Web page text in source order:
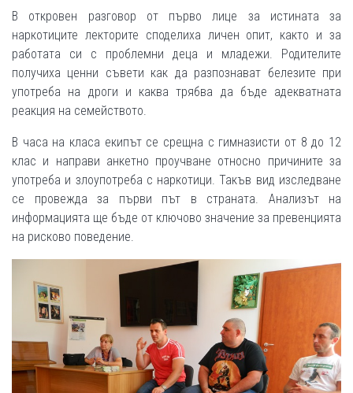
В откровен разговор от първо лице за истината за
наркотиците лекторите споделиха личен опит, както и за
работата си с проблемни деца и младежи. Родителите
получиха ценни съвети как да разпознават белезите при
употреба на дроги и каква трябва да бъде адекватната
реакция на семейството.
В часа на класа екипът се срещна с гимназисти от 8 до 12
клас и направи анкетно проучване относно причините за
употреба и злоупотреба с наркотици. Такъв вид изследване
се провежда за първи път в страната. Анализът на
информацията ще бъде от ключово значение за превенцията
на рисково поведение.